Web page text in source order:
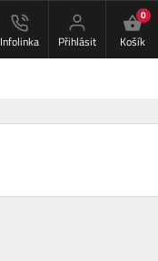
Infolinka Přihlásit
0
Košík